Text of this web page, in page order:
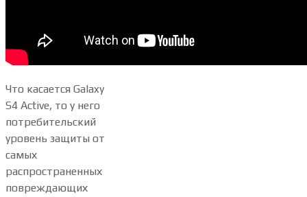
Что касается Galaxy
S4 Active, то у него
потребительский
уровень защиты от
самых
распространенных
повреждающих